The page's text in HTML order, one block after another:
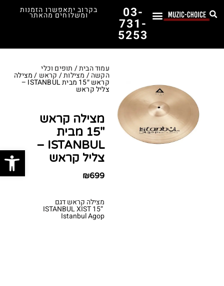
03-
731-
5253
בקרוב יתאפשרו הזמנות
ומשלוחים מהאתר
עמוד הבית/ תופים וכלי
הקשה/ מצילות/ קראש / מצילה
קראש 15″ מבית ISTANBUL –
צליל קראש
מצילה קראש
15″ מבית
ISTANBUL –
צליל קראש
₪699
מצילה קראש דגם
“ISTANBUL XIST 15
Istanbul Agop
פתח